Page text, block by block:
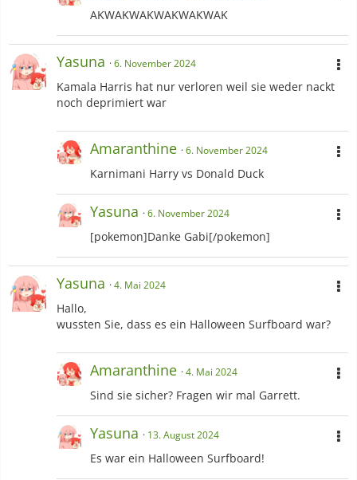
AKWAKWAKWAKWAKWAK
Yasuna 6. November 2024
Kamala Harris hat nur verloren weil sie weder nackt
noch deprimiert war
Amaranthine 6. November 2024
Karnimani Harry vs Donald Duck
Yasuna 6. November 2024
[pokemon]Danke Gabi[/pokemon]
Yasuna 4. Mai 2024
Hallo,
wussten Sie, dass es ein Halloween Surfboard war?
Amaranthine 4. Mai 2024
Sind sie sicher? Fragen wir mal Garrett.
Yasuna 13. August 2024
Es war ein Halloween Surfboard!